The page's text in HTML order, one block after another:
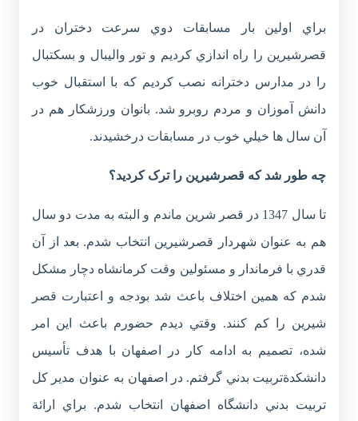
براي اولين بار مسابقات دوي سرعت دختران در
قصرشيرين را راه اندازي كرديم و تور واليبال و بسکتبال
را در مدارس دخترانه نصب کرديم كه با استقبال خوب
دانش آموزان و مردم روبرو شد. بانوان ورزشکار هم در
آن سال ها خيلي خوب در مسابقات درخشيدند.
چه طور شد که قصرشيرين را ترک کرديد؟
تا سال 1347 در قصر شرين ماندم و البته به مدت دو سال
هم به عنوان شهردار قصرشيرين انتخاب شدم. بعد از آن
قدري با فرماندار و مسئولين وقت كرمانشاه دچار مشكل
شدم كه همين اختلاف باعث شد بودجه و اعتبارت قصر
شيرين را كم كنند. وقتي ديدم حضورم باعث اين امر
شده، تصميم به ادامه كار در اصفهان با هدف تأسيس
دانشكدةتربيت بدني گرفتم. در اصفهان به عنوان مدير كل
تربيت بدني دانشگاه اصفهان انتخاب شدم. براي ارائة